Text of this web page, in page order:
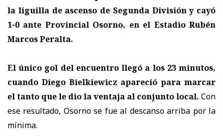
la liguilla de ascenso de Segunda División y cayó
1-0 ante Provincial Osorno, en el Estadio Rubén
Marcos Peralta.
El único gol del encuentro llegó a los 23 minutos,
cuando Diego Bielkiewicz apareció para marcar
el tanto que le dio la ventaja al conjunto local. Con
ese resultado, Osorno se fue al descanso arriba por la
mínima.